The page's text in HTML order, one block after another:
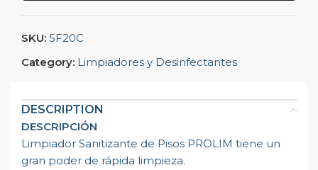
SKU: 5F20C
Category: Limpiadores y Desinfectantes
DESCRIPTION
DESCRIPCIÓN
Limpiador Sanitizante de Pisos PROLIM tiene un
gran poder de rápida limpieza.